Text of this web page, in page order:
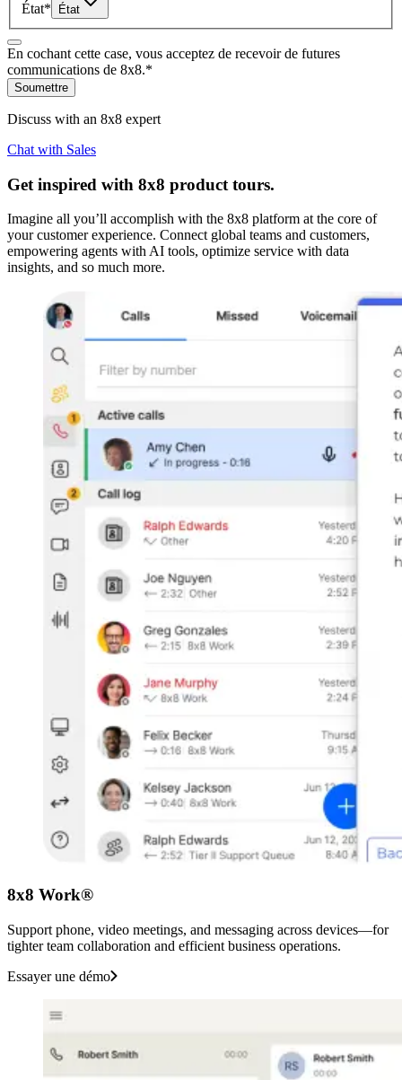
État* État
En cochant cette case, vous acceptez de recevoir de futures
communications de 8x8.*
Soumettre
Discuss with an 8x8 expert
Chat with Sales
Get inspired with 8x8 product tours.
Imagine all you’ll accomplish with the 8x8 platform at the core of
your customer experience. Connect global teams and customers,
empowering agents with AI tools, optimize service with data
insights, and so much more.
8x8 Work®
Support phone, video meetings, and messaging across devices—for
tighter team collaboration and efficient business operations.
Essayer une démo